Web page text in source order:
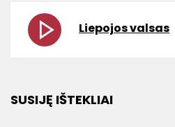
Liepojos valsas
SUSIJĘ IŠTEKLIAI